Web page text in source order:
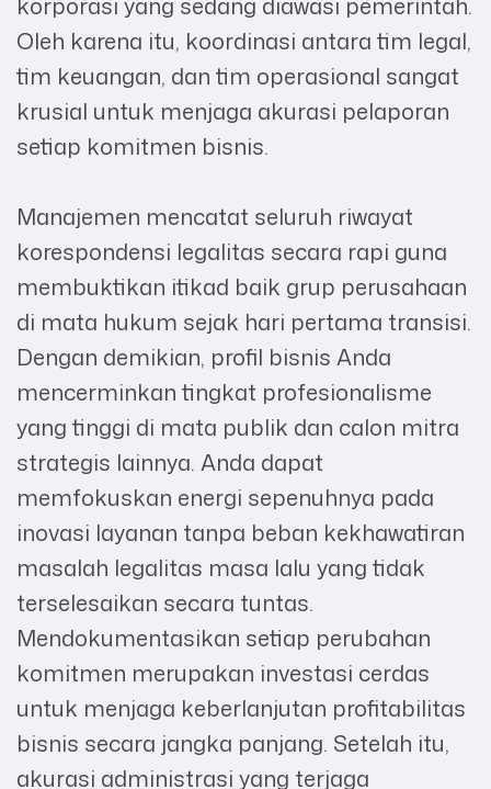
Oleh karena itu, koordinasi antara tim legal,
tim keuangan, dan tim operasional sangat
krusial untuk menjaga akurasi pelaporan
setiap komitmen bisnis.
Manajemen mencatat seluruh riwayat
korespondensi legalitas secara rapi guna
membuktikan itikad baik grup perusahaan
di mata hukum sejak hari pertama transisi.
Dengan demikian, profil bisnis Anda
mencerminkan tingkat profesionalisme
yang tinggi di mata publik dan calon mitra
strategis lainnya. Anda dapat
memfokuskan energi sepenuhnya pada
inovasi layanan tanpa beban kekhawatiran
masalah legalitas masa lalu yang tidak
terselesaikan secara tuntas.
Mendokumentasikan setiap perubahan
komitmen merupakan investasi cerdas
untuk menjaga keberlanjutan profitabilitas
bisnis secara jangka panjang. Setelah itu,
akurasi administrasi yang terjaga